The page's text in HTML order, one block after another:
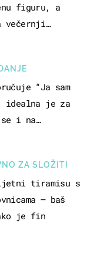
figuru, a
večernji
“Ja sam
idealna je za
i na
ZA SLOŽITI
tiramisu s
– baš
je fin